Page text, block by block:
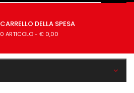
CARRELLO DELLA SPESA
0 ARTICOLO- € 0,00